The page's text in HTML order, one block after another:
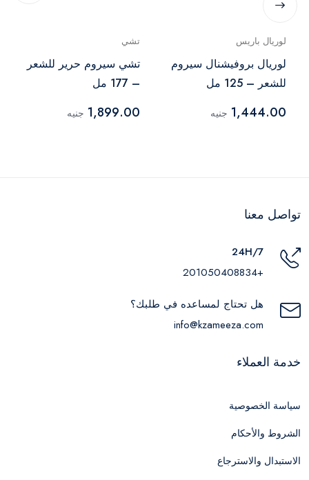
لوريال باريس
لوريال بروفيشنال سيروم
للشعر – 125 مل
1,444.00 جنيه
تشي
تشي سيروم حرير للشعر
– 177 مل
1,899.00 جنيه
تواصل معنا
24H/7
+201050408834
هل تحتاج لمساعده في طلبك؟
info@kzameeza.com
خدمة العملاء
سياسة الخصوصية
الشروط والأحكام
الاستبدال والاسترجاع